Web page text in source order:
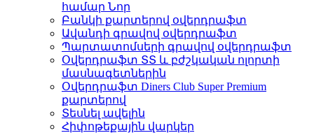
համար Նոր
Բանկի քարտերով օվերդրաֆտ
Ավանդի գրավով օվերդրաֆտ
Պարտատոմսերի գրավով օվերդրաֆտ
Օվերդրաֆտ ՏՏ և բժշկական ոլորտի
մասնագետներին
Օվերդրաֆտ Diners Club Super Premium
քարտերով
Տեսնել ավելին
Հիփոթեքային վարկեր